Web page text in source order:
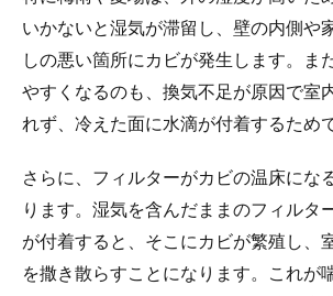
いかないと湿気が滞留し、壁の内側や
しの悪い箇所にカビが発生します。ま
やすくなるのも、換気不足が原因で室
れず、冷えた面に水滴が付着するため
さらに、フィルターがカビの温床にな
ります。湿気を含んだままのフィルタ
が付着すると、そこにカビが繁殖し、
を撒き散らすことになります。これが